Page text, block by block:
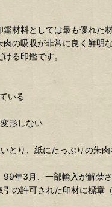
材料としては最も優れた材
の吸収が非常に良く鮮明
る印鑑です。
いる
形しない
とり、紙にたっぷりの朱
年3月、一部輸入が解禁
の許可された印材に標